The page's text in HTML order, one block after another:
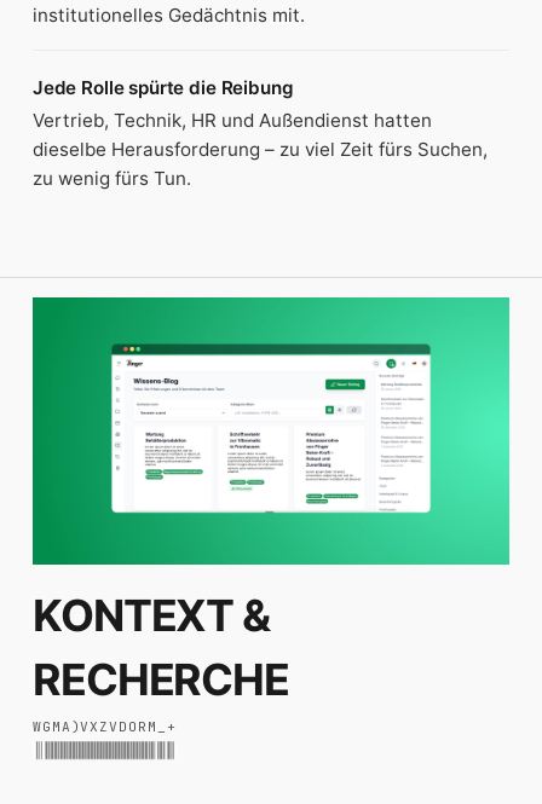
institutionelles Gedächtnis mit.
Jede Rolle spürte die Reibung
Vertrieb, Technik, HR und Außendienst hatten
dieselbe Herausforderung – zu viel Zeit fürs Suchen,
zu wenig fürs Tun.
KONTEXT &
RECHERCHE
WG MA )VX ZV D O R M +